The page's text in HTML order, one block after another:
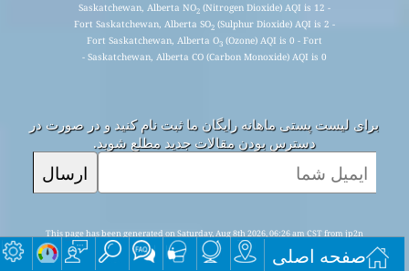
صفحه اصلی
Saskatchewan, Alberta NO 2(Nitrogen Dioxide) AQI is 12 -
Fort Saskatchewan, Alberta SO 2(Sulphur Dioxide) AQI is 2 -
Fort Saskatchewan, Alberta O 3(Ozone) AQI is 0 - Fort
Saskatchewan, Alberta CO (Carbon Monoxide) AQI is 0 -
برای لیست پستی ماهانه رایگان ما ثبت نام کنید و در صورت در
دسترس بودن مقالات جدید مطلع شوید.
ارسال
This page has been generated on Saturday, Aug 8th 2026, 06:26 am CST from jp2n